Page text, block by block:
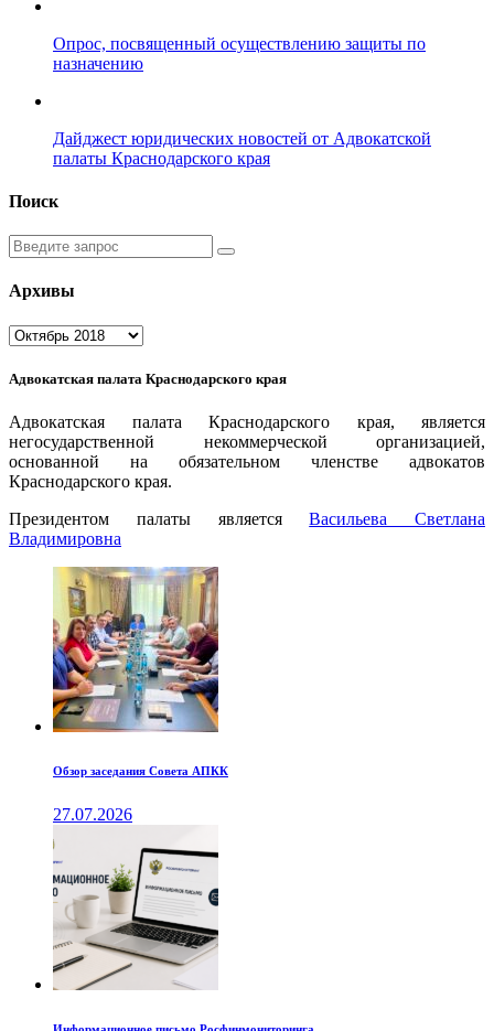
Опрос, посвященный осуществлению защиты по
назначению
Дайджест юридических новостей от Адвокатской
палаты Краснодарского края
Поиск
Введите
запрос
Архивы
Архивы
Адвокатская палата Краснодарского края
Адвокатская палата Краснодарского края, является
негосударственной некоммерческой организацией,
основанной на обязательном членстве адвокатов
Краснодарского края.
Президентом палаты являетсяВаcильева Светлана
Владимировна
Обзор заседания Совета АПКК
27.07.2026